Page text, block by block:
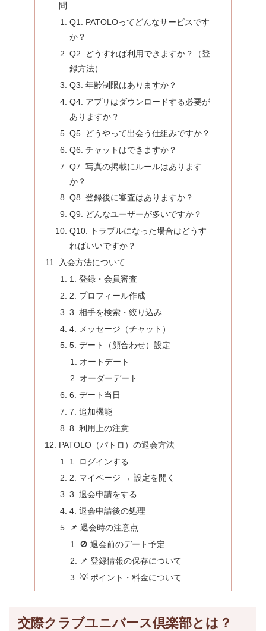
問
Q1. PATOLOってどんなサービスです
か？
Q2. どうすれば利用できますか？（登
録方法）
Q3. 年齢制限はありますか？
Q4. アプリはダウンロードする必要が
ありますか？
Q5. どうやって出会う仕組みですか？
Q6. チャットはできますか？
Q7. 写真の掲載にルールはあります
か？
Q8. 登録後に審査はありますか？
Q9. どんなユーザーが多いですか？
Q10. トラブルになった場合はどうす
ればいいですか？
入会方法について
1. 登録・会員審査
2. プロフィール作成
3. 相手を検索・絞り込み
4. メッセージ（チャット）
5. デート（顔合わせ）設定
オートデート
オーダーデート
6. デート当日
7. 追加機能
8. 利用上の注意
PATOLO（パトロ）の退会方法
1. ログインする
2. マイページ → 設定を開く
3. 退会申請をする
4. 退会申請後の処理
📌 退会時の注意点
🚫 退会前のデート予定
📌 登録情報の保存について
💡 ポイント・料金について
交際クラブユニバース倶楽部とは？